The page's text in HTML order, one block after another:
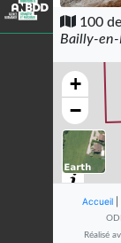
100
Bailly-en-
+
−
Accueil
Réalisé